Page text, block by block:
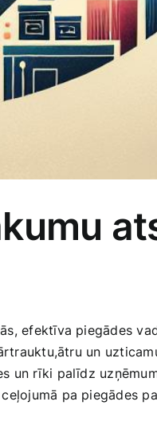
efektīva piegādes
un
un rīki palīdz
pa piegādes